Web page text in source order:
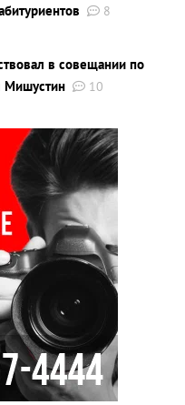
8
в совещании по
Мишустин
10